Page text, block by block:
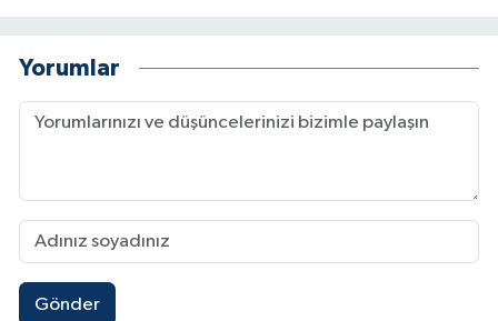
Yorumlar
Gönder